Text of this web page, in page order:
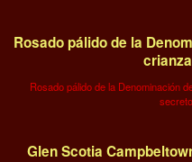
Rosado pálido de la
Rosado pálido de la Denominación
Glen Scotia